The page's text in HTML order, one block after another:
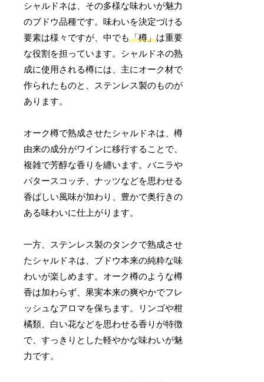
シャルドネは、その多様な味わいが魅力
のブドウ品種です。味わいを決定づける
要素は様々ですが、中でも「樽」は重要
な役割を担っています。シャルドネの熟
成に使用される樽には、主にオーク材で
作られたものと、ステンレス製のものが
あります。
オーク樽で熟成させたシャルドネは、樽
由来の成分がワインに移行することで、
複雑で芳醇な香りを纏います。バニラや
バタースコッチ、ナッツなどを思わせる
香ばしい風味が加わり、豊かで奥行きの
ある味わいに仕上がります。
一方、ステンレス製のタンクで熟成させ
たシャルドネは、ブドウ本来の純粋な味
わいが楽しめます。オーク樽のような樽
香は加わらず、果実本来の爽やかでフレ
ッシュなアロマを保ちます。リンゴや柑
橘類、白い花などを思わせる香りが特徴
で、すっきりとした軽やかな味わいが魅
力です。